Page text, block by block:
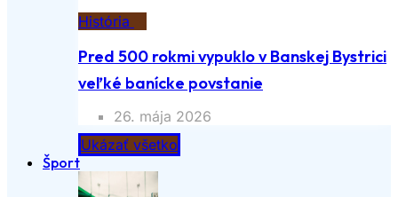
História
Pred 500 rokmi vypuklo v Banskej Bystrici
veľké banícke povstanie
26. mája 2026
Ukázať všetko
Šport